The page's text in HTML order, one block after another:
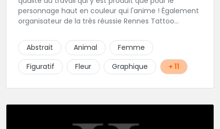
personnage haut en couleur qui l'anime ! Également
organisateur de la très réussie Rennes Tattoo
mais pas que, vous pourrez passer sous le
dermographe de Miss Atomik . Avec l'assurance de
repartir avec un beau tatouage et un bon souvenir ;)
Abstrait Animal
Femme
Figuratif
Fleur Graphique + 11